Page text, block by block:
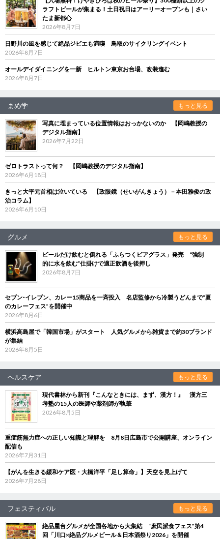
ラフトビールが集まる！土日祝日はアーリーオープンも｜さい
たま新都心
2026年8月7日
日野川の風を感じて絶品ジビエも満喫 鳥取のサイクリングイベント
2026年8月7日
オールデイダイニングを一新 ヒルトン東京お台場、改装進む
2026年8月7日
まめ学 もっと見る
写真に埋まっている位置情報はおっかないのか 【岡嶋教授の
デジタル指南】
2026年7月22日
ゼロトラストって何？ 【岡嶋教授のデジタル指南】
2026年6月18日
きっと大平元首相は泣いている 【政眼鏡（せいがんきょう）－本田雅俊の政
治コラム】
2026年6月10日
グルメ もっと見る
ビールだけ飲むと倒れる「ふらつくビアグラス」発売 “強制
的に水を飲む”仕掛けで適正飲酒を後押し
2026年8月7日
セブン‐イレブン、カレー15商品を一斉投入 名店監修から冷製うどんまで“夏
のカレーフェス”を開催中
2026年8月6日
横浜高島屋で「韓国市場」がスタート 人気グルメから雑貨まで約30ブランド
が集結
2026年8月5日
ヘルスケア もっと見る
現代書林から新刊『こんなときには、まず、漢方！』 漢方三
考塾の15人の医師や薬剤師が執筆
2026年8月5日
重症筋無力症への正しい知識と理解を 8月8日広島市で公開講座、オンライン
配信も
2026年7月31日
【がんを生きる緩和ケア医・大橋洋平「足し算命」】天空を見上げて
2026年7月28日
フェスティバル もっと見る
絶品屋台グルメが全国各地から大集結 “庶民派食フェス”第4
回「川口×絶品グルメビール＆日本酒祭り2026」を開催